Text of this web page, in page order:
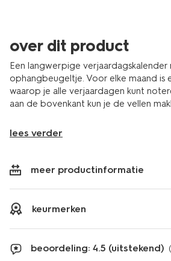
over dit product
Een langwerpige verjaardagskalender
ophangbeugeltje. Voor elke maand is
waarop je alle verjaardagen kunt
aan de bovenkant kun je de vellen
lees verder
meer productinformatie
keurmerken
beoordeling: 4.5 (uitstekend)